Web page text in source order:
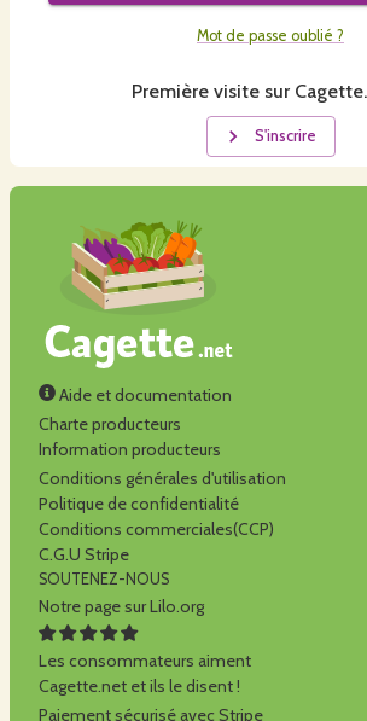
Mot de passe oublié ?
Première visite sur
S'inscrire
Aide et documentation
Charte producteurs
Information producteurs
Conditions générales d'utilisation
Politique de confidentialité
Conditions commerciales(CCP)
C.G.U Stripe
SOUTENEZ-NOUS
Notre page sur Lilo.org
Les consommateurs aiment
Cagette.net et ils le disent !
Paiement sécurisé avec Stripe